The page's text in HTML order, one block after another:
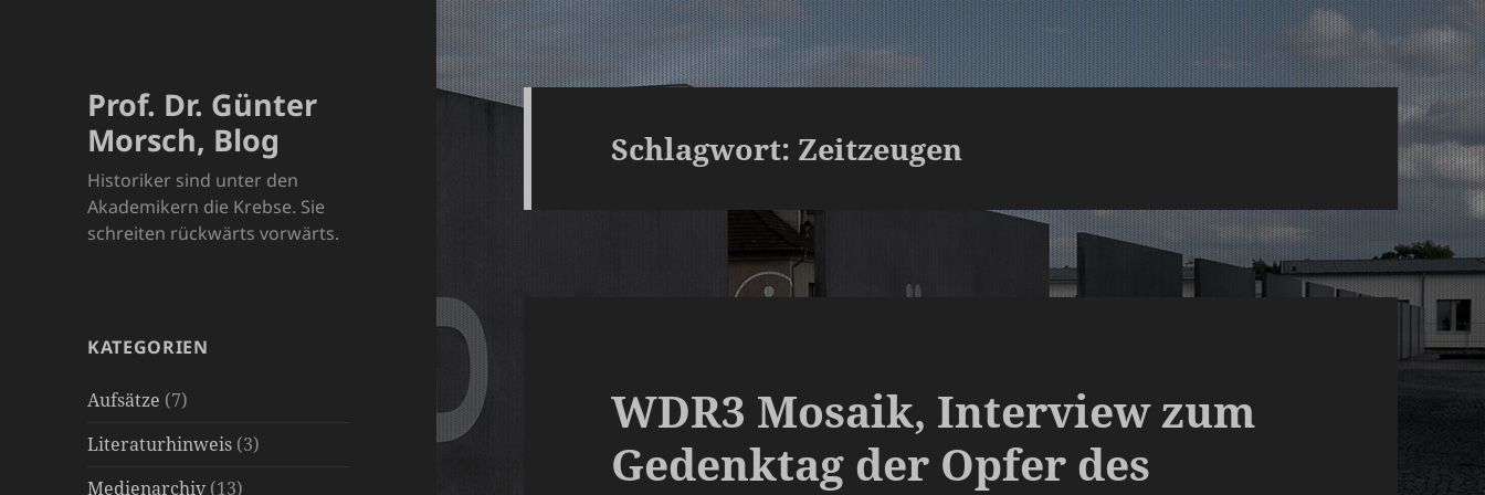
Prof. Dr. Günter
Morsch, Blog
Historiker sind unter den
Akademikern die Krebse. Sie
schreiten rückwärts vorwärts.
KATEGORIEN
Aufsätze (7)
Literaturhinweis (3)
Medienarchiv (13)
Schlagwort: Zeitzeugen
WDR3 Mosaik, Interview zum
Gedenktag der Opfer des